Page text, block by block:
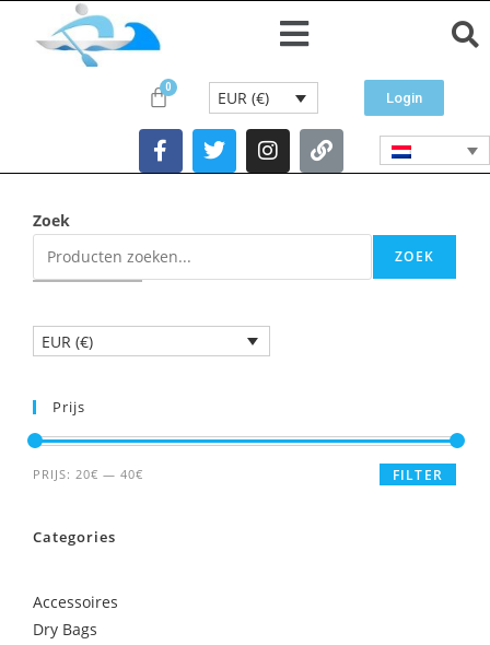
EUR (€) Login
Zoek
ZOEK
EUR (€)
Prijs
FILTER
PRIJS: 20€ — 40€
Categories
Accessoires
Dry Bags